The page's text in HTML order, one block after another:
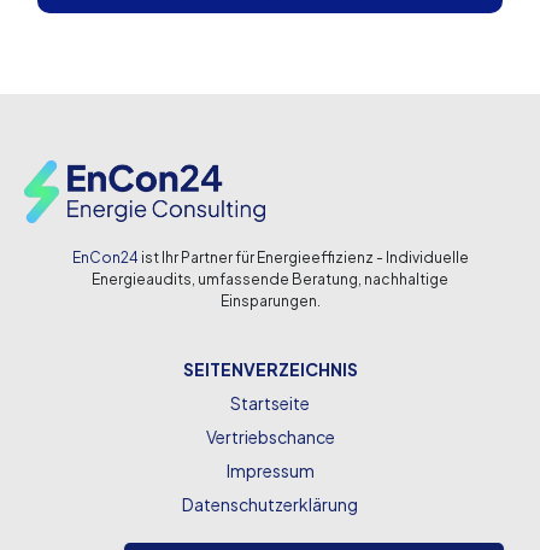
EnCon24 ist Ihr Partner für Energieeffizienz - Individuelle
Energieaudits, umfassende Beratung, nachhaltige
Einsparungen.
SEITENVERZEICHNIS
Startseite
Vertriebschance
Impressum
Datenschutzerklärung